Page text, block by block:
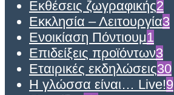
Εκθέσεις ζωγραφικής2
Εκκλησία – Λειτουργία3
Ενοικίαση Πόντιουμ1
Επιδείξεις προϊόντων3
Εταιρικές εκδηλώσεις30
Η γλώσσα είναι… Live!9